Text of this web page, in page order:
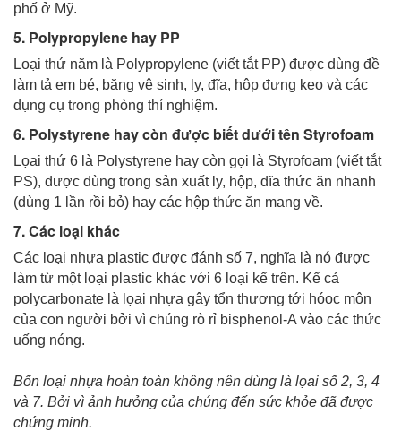
phố ở Mỹ.
5. Polypropylene hay PP
Loại thứ năm là Polypropylene (viết tắt PP) được dùng đề
làm tả em bé, băng vệ sinh, ly, đĩa, hộp đựng kẹo và các
dụng cụ trong phòng thí nghiệm.
6. Polystyrene hay còn được biết dưới tên Styrofoam
Lọai thứ 6 là Polystyrene hay còn gọi là Styrofoam (viết tắt
PS), được dùng trong sản xuất ly, hộp, đĩa thức ăn nhanh
(dùng 1 lần rồi bỏ) hay các hộp thức ăn mang về.
7. Các loại khác
Các loại nhựa plastic được đánh số 7, nghĩa là nó được
làm từ một loại plastic khác với 6 loại kể trên. Kể cả
polycarbonate là lọai nhựa gây tổn thương tới hóoc môn
của con người bởi vì chúng rò rỉ bisphenol-A vào các thức
uống nóng.
Bốn loại nhựa hoàn toàn không nên dùng là lọai số 2, 3, 4
và 7. Bởi vì ảnh hưởng của chúng đến sức khỏe đã được
chứng minh.